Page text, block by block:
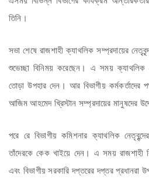
তিনি।
সভা শেষে রাজশাহী ক্যাথলিক সম্প্রদায়ের
শুভেচ্ছা বিনিময় করেছেন। এ সময় ক্যাথলিক
তোড়া উপহার দেন। আর বিভাগীয় কর্মকর্তাদের
আজিম আহমেদ খ্রিস্টান সম্প্রদায়ের মানুষদের
পরে রে বিভাগীয় কমিশনার ক্যাথলিক
তাঁদেরকে কেক খাইয়ে দেন। এ সময় রাজশাহী
এবং বিভাগীয় সরকারি দপ্তরের দপ্তর প্রধানরা